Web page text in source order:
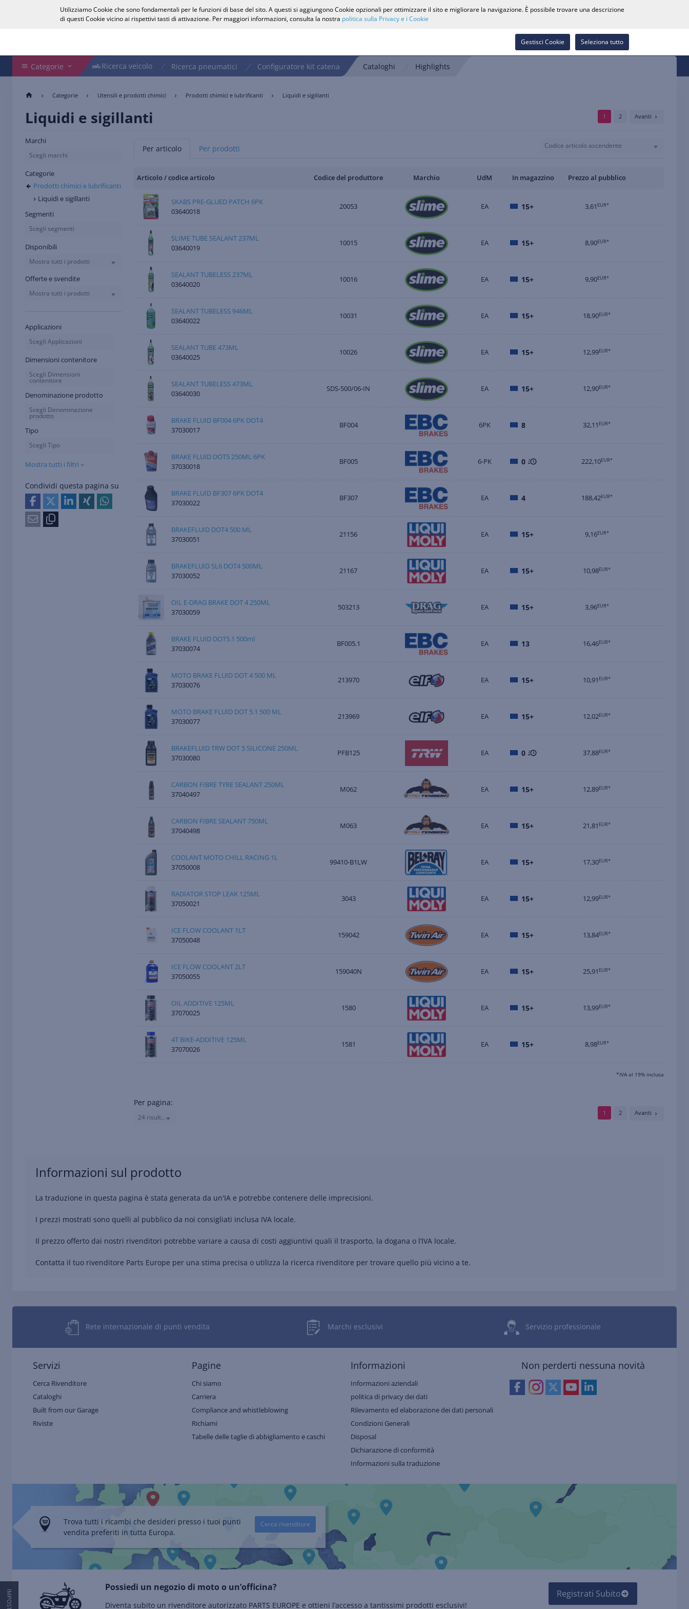
Cerca rivenditore Carriera Lista dei desideri
Categorie Ricerca veicolo Ricerca pneumatici Configuratore kit catena Cataloghi Highlights
Categorie Utensili e prodotti chimici Prodotti chimici e lubrificanti Liquidi e sigillanti
Liquidi e sigillanti 1 2 Avanti
Marchi
Scegli marchi
Categorie
Prodotti chimici e lubrificanti
Liquidi e sigillanti
Segmenti
Scegli segmenti
Disponibili
Mostra tutti i prodotti
Offerte e svendite
Mostra tutti i prodotti
Applicazioni
Scegli Applicazioni
Dimensioni contenitore
Scegli Dimensioni
contenitore
Denominazione prodotto
Scegli Denominazione
prodotto
Tipo
Scegli Tipo
Mostra tutti i filtri
Condividi questa pagina su
Per articolo Per prodotti Codice articolo ascendente
Articolo / codice articolo Codice del produttore Marchio UdM In magazzino Prezzo al pubblico
SKABS PRE-GLUED PATCH 6PK
03640018
20053 EA 15+ 3,61 EUR*
SLIME TUBE SEALANT 237ML
03640019
10015 EA 15+ 8,90EUR*
SEALANT TUBELESS 237ML
03640020
10016 EA 15+ 9,90EUR*
SEALANT TUBELESS 946ML
03640022
10031 EA 15+ 18,90EUR*
SEALANT TUBE 473ML
03640025
10026 EA 15+ 12,99EUR*
SEALANT TUBELESS 473ML
03640030
SDS-500/06-IN EA 15+ 12,90EUR*
BRAKE FLUID BF004 6PK DOT4
37030017
BF004 6PK 8 32,11 EUR*
BRAKE FLUID DOT5 250ML 6PK
37030018
BF005 6-PK 0 222,10EUR*
BRAKE FLUID BF307 6PK DOT4
37030022
BF307 EA 4 188,42EUR*
BRAKEFLUID DOT4 500 ML
37030051
21156 EA 15+ 9,16EUR*
BRAKEFLUID SL6 DOT4 500ML
37030052
21167 EA 15+ 10,98EUR*
OIL E-DRAG BRAKE DOT 4 250ML
37030059
503213 EA 15+ 3,96EUR*
BRAKE FLUID DOT5.1 500ml
37030074
BF005.1 EA 13 16,46EUR*
MOTO BRAKE FLUID DOT 4 500 ML
37030076
213970 EA 15+ 10,91 EUR*
MOTO BRAKE FLUID DOT 5.1 500 ML
37030077
213969 EA 15+ 12,02EUR*
BRAKEFLUID TRW DOT 5 SILICONE 250ML
37030080
PFB125 EA 0 37,88EUR*
CARBON FIBRE TYRE SEALANT 250ML
37040497
M062 EA 15+ 12,89EUR*
CARBON FIBRE SEALANT 750ML
37040498
M063 EA 15+ 21,81 EUR*
COOLANT MOTO CHILL RACING 1L
37050008
99410-B1LW EA 15+ 17,30EUR*
RADIATOR STOP LEAK 125ML
37050021
3043 EA 15+ 12,99EUR*
ICE FLOW COOLANT 1LT
37050048
159042 EA 15+ 13,84EUR*
ICE FLOW COOLANT 2LT
37050055
159040N EA 15+ 25,91 EUR*
OIL ADDITIVE 125ML
37070025
1580 EA 15+ 13,99EUR*
4T BIKE-ADDITIVE 125ML
37070026
1581 EA 15+ 8,98EUR*
*IVA al 19% inclusa
Per pagina:
24 risultati
1 2 Avanti
Informazioni sul prodotto
La traduzione in questa pagina è stata generata da un'IA e potrebbe contenere delle imprecisioni.
I prezzi mostrati sono quelli al pubblico da noi consigliati inclusa IVA locale.
Il prezzo offerto dai nostri rivenditori potrebbe variare a causa di costi aggiuntivi quali il trasporto, la dogana o l’IVA locale.
Contatta il tuo rivenditore Parts Europe per una stima precisa o utilizza la ricerca rivenditore per trovare quello più vicino a te.
Rete internazionale di punti vendita Marchi esclusivi Servizio professionale
Servizi
Cerca Rivenditore
Cataloghi
Built from our Garage
Riviste
Pagine
Chi siamo
Carriera
Compliance and whistleblowing
Richiami
Tabelle delle taglie di abbigliamento e caschi
Informazioni
Informazioni aziendali
politica di privacy dei dati
Rilevamento ed elaborazione dei dati personali
Condizioni Generali
Disposal
Dichiarazione di conformità
Informazioni sulla traduzione
Non perderti nessuna novità
Trova tutti i ricambi che desideri presso i tuoi punti
vendita preferiti in tutta Europa.
Cerca rivenditore
Possiedi un negozio di moto o un’officina?
Diventa subito un rivenditore autorizzato PARTS EUROPE e ottieni l’accesso a tantissimi prodotti esclusivi!
Registrati Subito
Utilizziamo Cookie che sono fondamentali per le funzioni di base del sito. A questi si aggiungono Cookie opzionali per ottimizzare il sito e migliorare la navigazione. È possibile trovare una descrizione
di questi Cookie vicino ai rispettivi tasti di attivazione. Per maggiori informazioni, consulta la nostra politica sulla Privacy e i Cookie
Seleziona tutto
Gestisci Cookie